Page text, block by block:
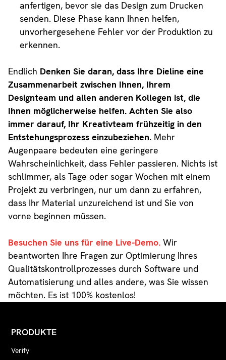
anfertigen, bevor sie das Design zum Drucken
senden. Diese Phase kann Ihnen helfen,
unvorhergesehene Fehler vor der Produktion zu
erkennen.
Endlich Denken Sie daran, dass Ihre Dieline eine
Zusammenarbeit zwischen Ihnen, Ihrem
Designteam und allen anderen Kollegen ist, die
Ihnen möglicherweise helfen. Achten Sie also
immer darauf, Ihr Kreativteam frühzeitig in den
Entstehungsprozess einzubeziehen.Mehr
Augenpaare bedeuten eine geringere
Wahrscheinlichkeit, dass Fehler passieren. Nichts ist
schlimmer, als Tage oder sogar Wochen mit einem
Projekt zu verbringen, nur um dann zu erfahren,
dass Ihr Material unzureichend ist und Sie von
vorne beginnen müssen.
Besuchen Sie uns für eine Live-Demo. Wir
beantworten Ihre Fragen zur Optimierung Ihres
Qualitätskontrollprozesses durch Software und
Automatisierung und alles andere, was Sie wissen
möchten. Es ist 100% kostenlos!
PRODUKTE
Verify